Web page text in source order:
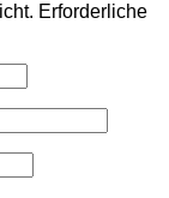
Erforderliche